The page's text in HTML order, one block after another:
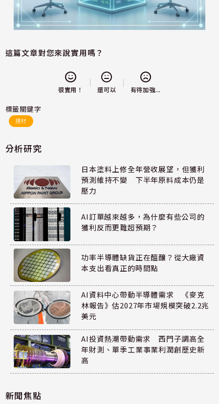
這篇文章對您來說實用嗎？
很實用！ 還可以 有待加強...
標籤關鍵字
建材
分析研究
日本塗料上修全年營收展望，但獲利
預測維持不變 下半年原料成本仍是
壓力
AI訂單越來越多，為什麼有些公司的
獲利反而更難超預期？
功率半導體缺貨正在醞釀？從大廠資
本支出看真正的時間點
AI資料中心帶動半導體需求 《麥克
林報告》估2027年市場規模突破2.2兆
美元
AI投資熱潮帶動需求 西門子調高全
年財測、單季工業事業利潤創歷史新
高
新聞焦點